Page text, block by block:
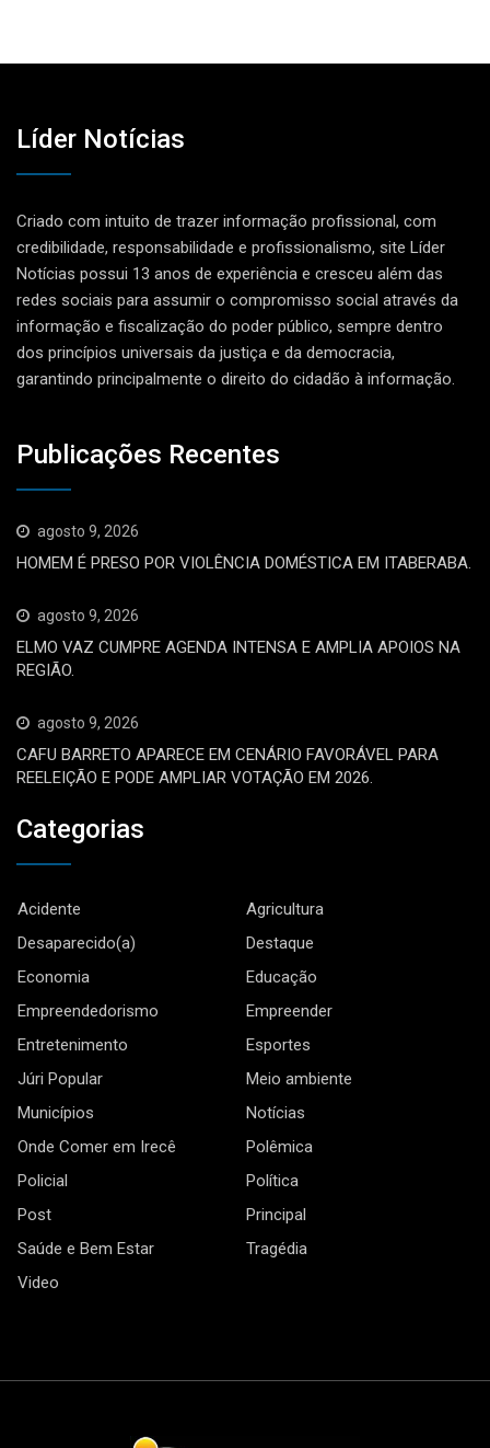
Líder Notícias
Criado com intuito de trazer informação profissional, com
credibilidade, responsabilidade e profissionalismo, site Líder
Notícias possui 13 anos de experiência e cresceu além das
redes sociais para assumir o compromisso social através da
informação e fiscalização do poder público, sempre dentro
dos princípios universais da justiça e da democracia,
garantindo principalmente o direito do cidadão à informação.
Publicações Recentes
agosto 9, 2026
HOMEM É PRESO POR VIOLÊNCIA DOMÉSTICA EM ITABERABA.
agosto 9, 2026
ELMO VAZ CUMPRE AGENDA INTENSA E AMPLIA APOIOS NA
REGIÃO.
agosto 9, 2026
CAFU BARRETO APARECE EM CENÁRIO FAVORÁVEL PARA
REELEIÇÃO E PODE AMPLIAR VOTAÇÃO EM 2026.
Categorias
Acidente
Agricultura
Desaparecido(a)
Destaque
Economia
Educação
Empreendedorismo
Empreender
Entretenimento
Esportes
Júri Popular
Meio ambiente
Municípios
Notícias
Onde Comer em Irecê
Polêmica
Policial
Política
Post
Principal
Saúde e Bem Estar
Tragédia
Video